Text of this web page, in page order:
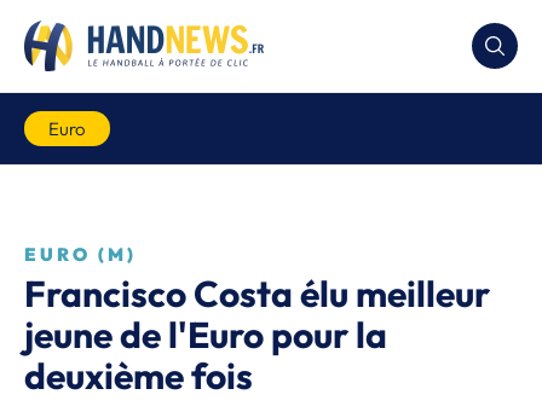
Euro
EURO (M)
Francisco Costa élu meilleur
jeune de l'Euro pour la
deuxième fois